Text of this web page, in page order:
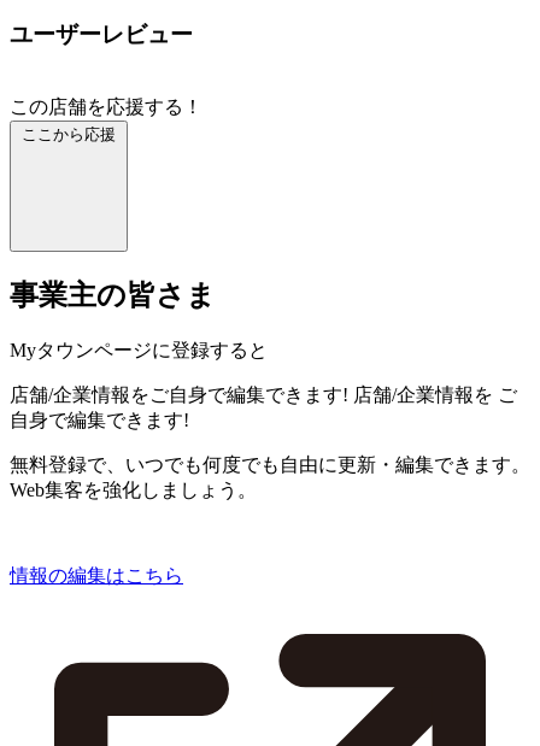
ユーザーレビュー
この店舗を応援する！
ここから応援
事業主の皆さま
Myタウンページに登録すると
店舗/企業情報をご自身で編集できます! 店舗/企業情報を ご
自身で編集できます!
無料登録で、いつでも何度でも自由に更新・編集できます。
Web集客を強化しましょう。
情報の編集はこちら